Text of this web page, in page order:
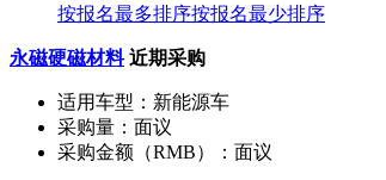
按报名最多排序按报名最少排序
永磁硬磁材料 近期采购
适用车型： 新能源车
采购量： 面议
采购金额（RMB）： 面议